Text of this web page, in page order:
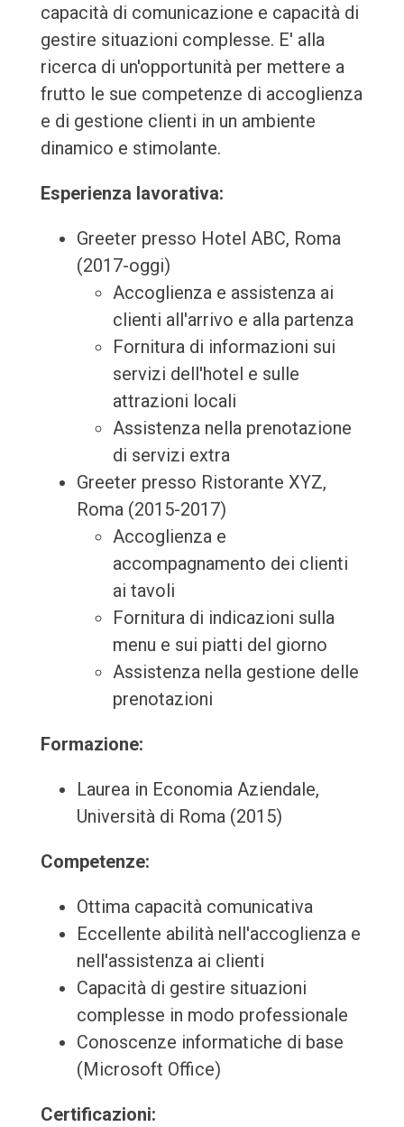
capacità di comunicazione e capacità di
gestire situazioni complesse. E' alla
ricerca di un'opportunità per mettere a
frutto le sue competenze di accoglienza
e di gestione clienti in un ambiente
dinamico e stimolante.
Esperienza lavorativa:
Greeter presso Hotel ABC, Roma
(2017-oggi)
Accoglienza e assistenza ai
clienti all'arrivo e alla partenza
Fornitura di informazioni sui
servizi dell'hotel e sulle
attrazioni locali
Assistenza nella prenotazione
di servizi extra
Greeter presso Ristorante XYZ,
Roma (2015-2017)
Accoglienza e
accompagnamento dei clienti
ai tavoli
Fornitura di indicazioni sulla
menu e sui piatti del giorno
Assistenza nella gestione delle
prenotazioni
Formazione:
Laurea in Economia Aziendale,
Università di Roma (2015)
Competenze:
Ottima capacità comunicativa
Eccellente abilità nell'accoglienza e
nell'assistenza ai clienti
Capacità di gestire situazioni
complesse in modo professionale
Conoscenze informatiche di base
(Microsoft Office)
Certificazioni: